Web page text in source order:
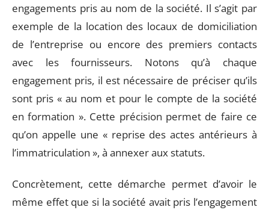
engagements pris au nom de la société. Il s’agit par
exemple de la location des locaux de domiciliation
de l’entreprise ou encore des premiers contacts
avec les fournisseurs. Notons qu’à chaque
engagement pris, il est nécessaire de préciser qu’ils
sont pris « au nom et pour le compte de la société
en formation ». Cette précision permet de faire ce
qu’on appelle une « reprise des actes antérieurs à
l’immatriculation », à annexer aux statuts.
Concrètement, cette démarche permet d’avoir le
même effet que si la société avait pris l’engagement